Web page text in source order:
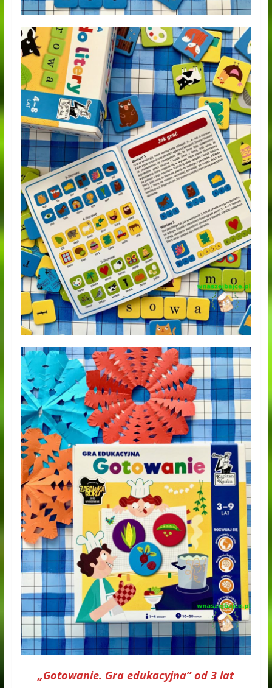
„Gotowanie. Gra edukacyjna” od 3 lat